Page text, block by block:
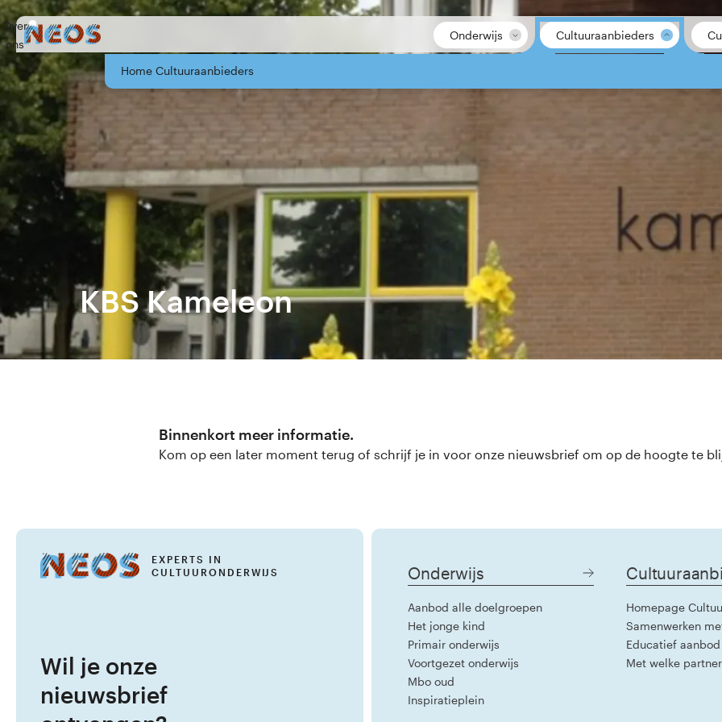
Onderwijs Cultuuraanbieders
Home Cultuuraanbieders
Over
ons
KBS Kameleon
Binnenkort meer informatie.
Kom op een later moment terug of schrijf je in voor onze nieuwsbrief om op de hoogte te
EXPERTS IN
CULTUURONDERWIJS
Wil je onze
nieuwsbrief
Onderwijs
Aanbod alle doelgroepen
Het jonge kind
Primair onderwijs
Voortgezet onderwijs
Mbo oud
Inspiratieplein
Homepage
Samenwerken
Educatief
Met welke